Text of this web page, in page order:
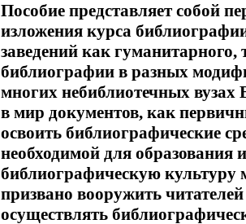
Пособие представляет собой
изложения курса
заведений как
библиографии в разных
многих небиблиотечных вузах
в мир документов, как
освоить библиографические
необходимой для образования
библиографическую культуру
призвано вооружить
осуществлять